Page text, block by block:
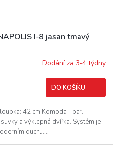
I-8 jasan tmavý
Dodání za 3-4 týdny
DO KOŠÍKU
42 cm Komoda - bar.
a výklopná dvířka. Systém je
duchu....